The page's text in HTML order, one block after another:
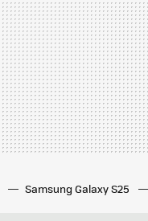
Samsung Galaxy S25